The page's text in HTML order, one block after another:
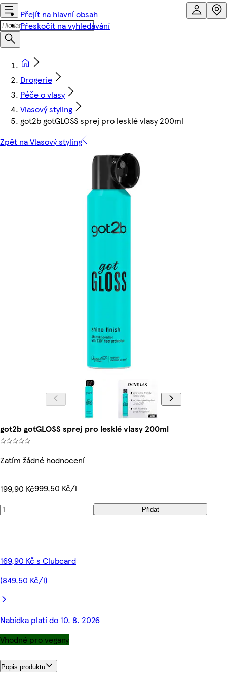
Přejít na hlavní obsah
Přeskočit na vyhledávání
Drogerie
Péče o vlasy
Vlasový styling
got2b gotGLOSS sprej pro lesklé vlasy 200ml
Zpět na Vlasový styling
got2b gotGLOSS sprej pro lesklé vlasy 200ml
Zatím žádné hodnocení
199,90 Kč999,50 Kč/l
Přidat
169,90 Kč s Clubcard
(849,50 Kč/l)
Nabídka platí do 10. 8. 2026
Vhodné pro vegany
Popis produktu